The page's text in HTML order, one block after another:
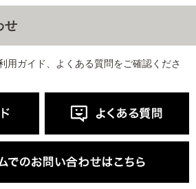
せ
用ガイド、よくある質問をご確認くださ